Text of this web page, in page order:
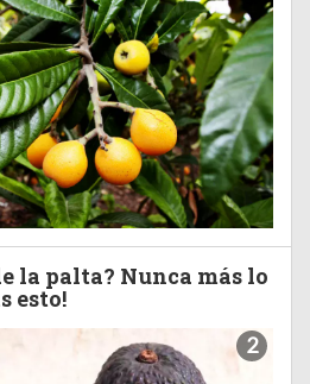
la palta? Nunca más lo
esto!
2